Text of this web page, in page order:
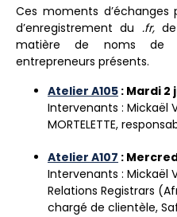
Ces moments d’échanges
d’enregistrement du .fr,de
matière de noms de
entrepreneurs présents.
Atelier A105 : Mardi 2
Intervenants : Mickaël
MORTELETTE,
Atelier A107 :
Intervenants : Mickaël
Relations Registrars
chargé de clientèle,